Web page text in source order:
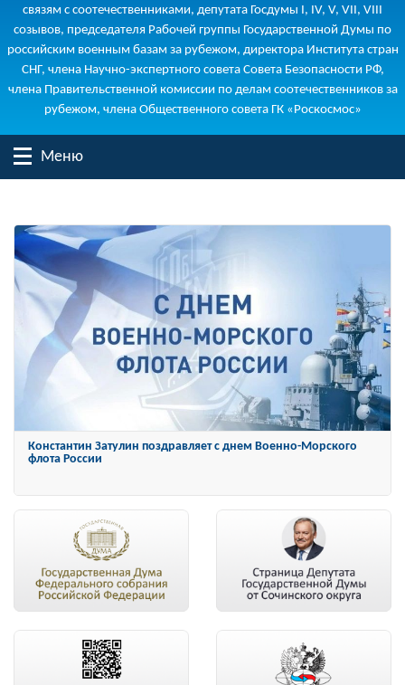
связям с соотечественниками, депутата Госдумы I, IV, V, VII, VIII
созывов, председателя Рабочей группы Государственной Думы по
российским военным базам за рубежом, директора Института стран
СНГ, члена Научно-экспертного совета Совета Безопасности РФ,
члена Правительственной комиссии по делам соотечественников за
рубежом, члена Общественного совета ГК «Роскосмос»
Меню
Константин Затулин награжден Орденом «За заслуги перед
Отечеством» IV степени